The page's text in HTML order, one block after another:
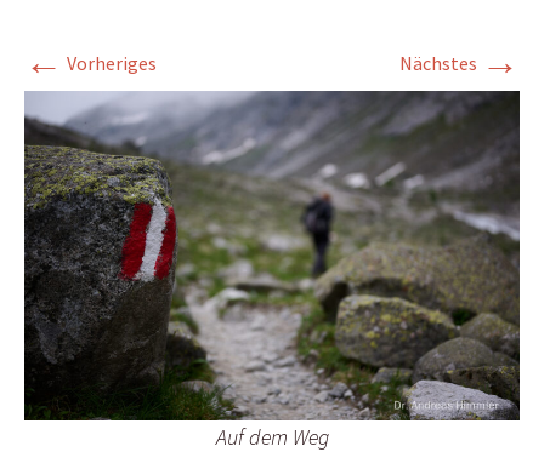
← Vorheriges Nächstes →
Auf dem Weg